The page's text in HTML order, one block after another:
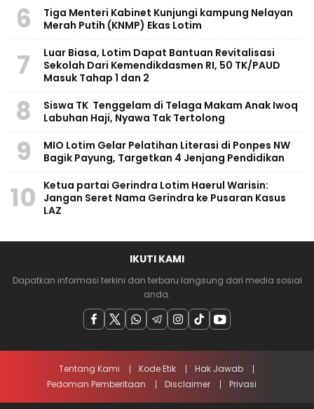
6
Tiga Menteri Kabinet Kunjungi kampung Nelayan
Merah Putih (KNMP) Ekas Lotim
7
Luar Biasa, Lotim Dapat Bantuan Revitalisasi
Sekolah Dari Kemendikdasmen RI, 50 TK/PAUD
Masuk Tahap 1 dan 2
8
Siswa TK Tenggelam di Telaga Makam Anak Iwoq
Labuhan Haji, Nyawa Tak Tertolong
9
MIO Lotim Gelar Pelatihan Literasi di Ponpes NW
Bagik Payung, Targetkan 4 Jenjang Pendidikan
10
Ketua partai Gerindra Lotim Haerul Warisin:
Jangan Seret Nama Gerindra ke Pusaran Kasus
LAZ
IKUTI KAMI
Dapatkan informasi terkini dan terbaru langsung dari media sosial
anda.
Tentang Kami Kode Etik
Hak Jawab
Pedoman Pemberitaan
Disclaimer Privasi